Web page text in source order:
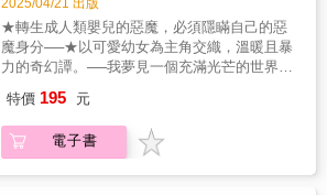
2025/04/21 出版
★轉生成人類嬰兒的惡魔，必須隱瞞自己的惡
魔身分──★以可愛幼女為主角交織，溫暖且暴
力的奇幻譚。──我夢見一個充滿光芒的世界。
籍。「我」在光的世界中成長……最後在白色
房間裡被黑暗吞噬。夢醒之後，我來到被稱為
魔界的世界，還變成一個小小的惡魔。來，可
特價 195 元
電子書